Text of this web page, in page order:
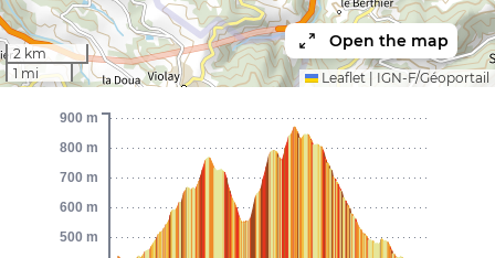
2 km
1 mi
Open the map
Leaflet IGN-F/Géoportail
500 m
600 m
700 m
800 m
900 m